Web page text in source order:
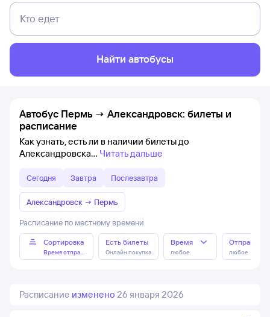
Кто едет
Найти автобусы
Автобус Пермь → Александровск: билеты и
расписание
Как узнать, есть ли в наличии билеты до
Александровска
Читать дальше
Сегодня Завтра Послезавтра
Александровск → Пермь
Расписание по местному времени
Сортировка
Время отправления
Есть билеты
Онлайн покупка
Время
любое любое
Расписание изменено 26 января 2026